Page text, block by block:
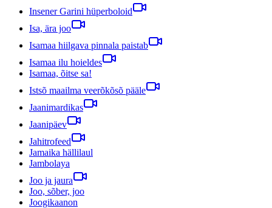
Insener Garini hüperboloid
Isa, ära joo
Isamaa hiilgava pinnala paistab
Isamaa ilu hoieldes
Isamaa, õitse sa!
Istsõ maailma veerõkõsõ pääle
Jaanimardikas
Jaanipäev
Jahitrofeed
Jamaika hällilaul
Jambolaya
Joo ja jaura
Joo, sõber, joo
Joogikaanon